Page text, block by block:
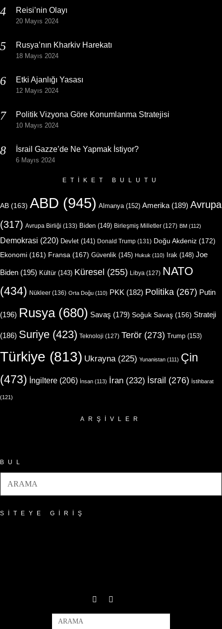
Reisi’nin Olayı
20 Mayıs 2024
Rusya’nın Kharkiv Harekatı
18 Mayıs 2024
Etki Ajanlığı Yasası
12 Mayıs 2024
Politik Vizyona Göre Konumlanma Stratejisi
10 Mayıs 2024
İsrail Gazze’de Ne Yapmak İstiyor?
6 Mayıs 2024
ETIKET BULUTU
AB (163) ABD (945) Almanya (152) Amerika (189) Avrupa
(317) Avrupa Birliği (133) Biden (149) Birleşmiş Milletler (127) BM (112)
Demokrasi (220) Devlet (141) Donald Trump (131) Doğu Akdeniz (172)
Ekonomi (161) Fransa (167) Güvenlik (145) Hukuk (110) Irak (148) Joe
Biden (195) Kültür(143) Küresel (255) Libya (127) NATO
(434) Nükleer (136) Orta Doğu (110) PKK (182) Politika (267) Putin
(196) Rusya(680) Savaş (179) Soğuk Savaş (156) Strateji
(186) Suriye (423) Teknoloji (127) Terör (273) Trump (153)
Türkiye (813) Ukrayna (225) Yunanistan (111) Çin
(473) İngiltere (206) İnsan (113) İran (232) İsrail (276) İstihbarat
(121)
ARŞIVLER
BUL
SITEYE GIRIŞ